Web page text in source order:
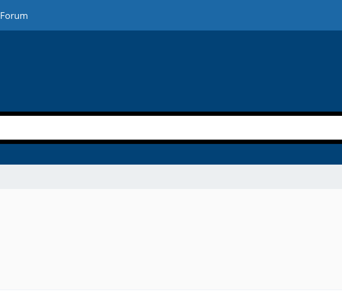
Forum